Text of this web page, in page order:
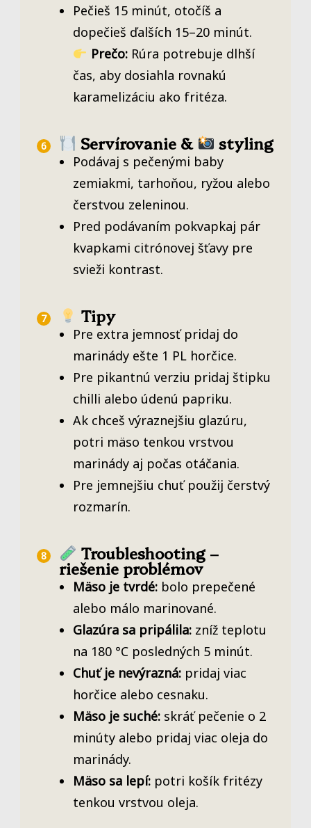
Pečieš 15 minút, otočíš a
dopečieš ďalších 15–20 minút.
Prečo:Rúra potrebuje dlhší
čas, aby dosiahla rovnakú
karamelizáciu ako fritéza.
Servírovanie & styling
Podávaj s pečenými baby
zemiakmi, tarhoňou, ryžou alebo
čerstvou zeleninou.
Pred podávaním pokvapkaj pár
kvapkami citrónovej šťavy pre
svieži kontrast.
Tipy
Pre extra jemnosť pridaj do
marinády ešte 1 PL horčice.
Pre pikantnú verziu pridaj štipku
chilli alebo údenú papriku.
Ak chceš výraznejšiu glazúru,
potri mäso tenkou vrstvou
marinády aj počas otáčania.
Pre jemnejšiu chuť použij čerstvý
rozmarín.
Troubleshooting –
riešenie problémov
Mäso je tvrdé: bolo prepečené
alebo málo marinované.
Glazúra sa pripálila: zníž teplotu
na 180 °C posledných 5 minút.
Chuť je nevýrazná: pridaj viac
horčice alebo cesnaku.
Mäso je suché: skráť pečenie o 2
minúty alebo pridaj viac oleja do
marinády.
Mäso sa lepí: potri košík fritézy
tenkou vrstvou oleja.